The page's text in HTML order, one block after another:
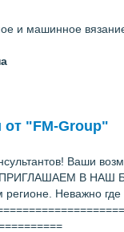
и машинное
"FM-Group"
Ваши
ПРИГЛАШАЕМ В НАШ
Неважно